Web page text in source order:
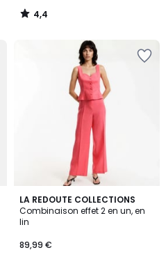
4,4
/
LA REDOUTE COLLECTIONS
Combinaison effet 2 en un, en
lin
89,99 €
4
/
5